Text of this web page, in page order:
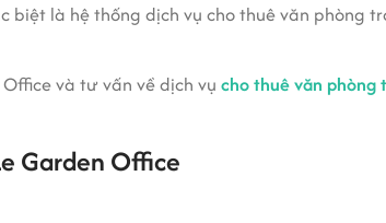
biệt là hệ thống dịch vụ cho thuê văn phòng
và tư vấn về dịch vụ cho thuê văn phòng
Garden Office